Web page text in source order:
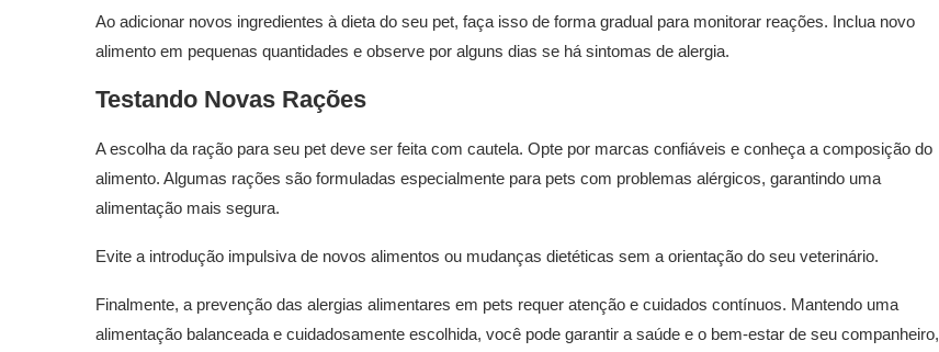
Ao adicionar novos ingredientes à dieta do seu pet, faça isso de forma gradual para monitorar reações. Inclua novo
alimento em pequenas quantidades e observe por alguns dias se há sintomas de alergia.
Testando Novas Rações
A escolha da ração para seu pet deve ser feita com cautela. Opte por marcas confiáveis e conheça a composição do
alimento. Algumas rações são formuladas especialmente para pets com problemas alérgicos, garantindo uma
alimentação mais segura.
Evite a introdução impulsiva de novos alimentos ou mudanças dietéticas sem a orientação do seu veterinário.
Finalmente, a prevenção das alergias alimentares em pets requer atenção e cuidados contínuos. Mantendo uma
alimentação balanceada e cuidadosamente escolhida, você pode garantir a saúde e o bem-estar de seu companheiro,